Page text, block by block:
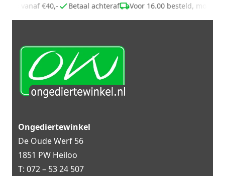
vanaf €40,- Betaal achteraf Voor 16.00 besteld,
Ongediertewinkel
De Oude Werf 56
1851 PW Heiloo
T: 072 – 53 24 507